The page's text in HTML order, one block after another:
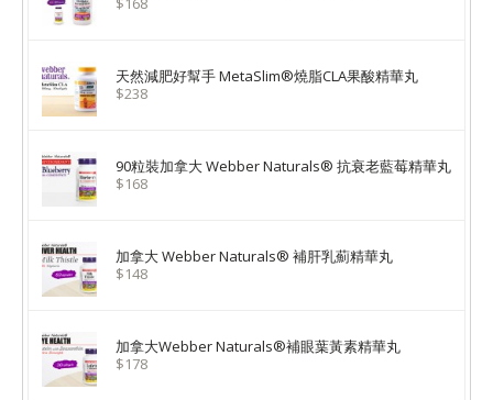
天然減肥好幫手 MetaSlim®燒脂CLA果酸精華丸
$238
90粒裝加拿大 Webber Naturals® 抗衰老藍莓精華丸
$168
加拿大 Webber Naturals® 補肝乳薊精華丸
$148
加拿大Webber Naturals®補眼葉黃素精華丸
$178